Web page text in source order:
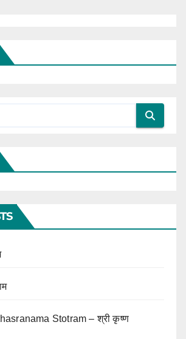
Stotram – श्री कृष्ण